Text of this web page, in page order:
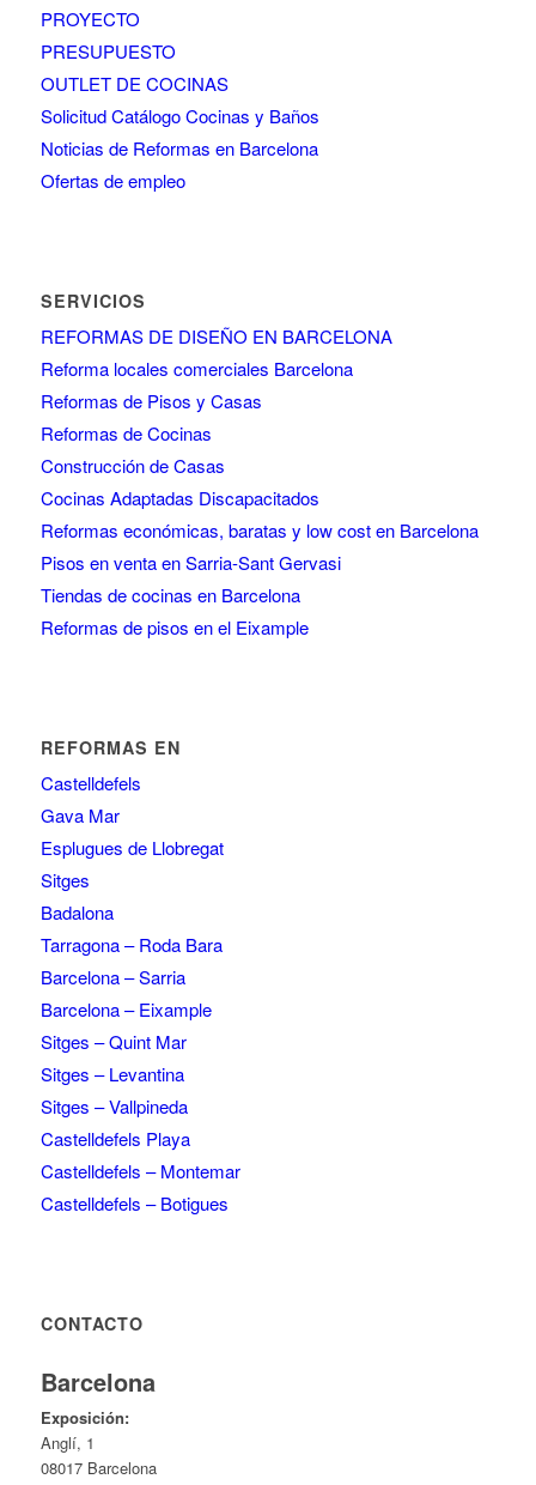
PROYECTO
PRESUPUESTO
OUTLET DE COCINAS
Solicitud Catálogo Cocinas y Baños
Noticias de Reformas en Barcelona
Ofertas de empleo
SERVICIOS
REFORMAS DE DISEÑO EN BARCELONA
Reforma locales comerciales Barcelona
Reformas de Pisos y Casas
Reformas de Cocinas
Construcción de Casas
Cocinas Adaptadas Discapacitados
Reformas económicas, baratas y low cost en Barcelona
Pisos en venta en Sarria-Sant Gervasi
Tiendas de cocinas en Barcelona
Reformas de pisos en el Eixample
REFORMAS EN
Castelldefels
Gava Mar
Esplugues de Llobregat
Sitges
Badalona
Tarragona – Roda Bara
Barcelona – Sarria
Barcelona – Eixample
Sitges – Quint Mar
Sitges – Levantina
Sitges – Vallpineda
Castelldefels Playa
Castelldefels – Montemar
Castelldefels – Botigues
CONTACTO
Barcelona
Exposición:
Anglí, 1
08017 Barcelona